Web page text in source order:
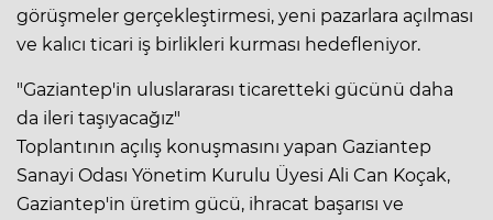
görüşmeler gerçekleştirmesi, yeni pazarlara açılması
ve kalıcı ticari iş birlikleri kurması hedefleniyor.
"Gaziantep'in uluslararası ticaretteki gücünü daha
da ileri taşıyacağız"
Toplantının açılış konuşmasını yapan Gaziantep
Sanayi Odası Yönetim Kurulu Üyesi Ali Can Koçak,
Gaziantep'in üretim gücü, ihracat başarısı ve